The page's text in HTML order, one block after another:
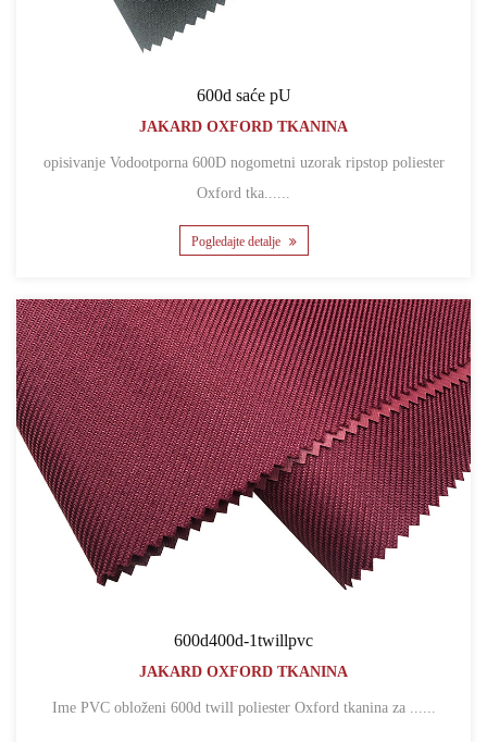
600d saće pU
JAKARD OXFORD TKANINA
opisivanje Vodootporna 600D nogometni uzorak ripstop poliester
Oxford tka......
Pogledajte detalje
600d400d-1twillpvc
JAKARD OXFORD TKANINA
Ime PVC obloženi 600d twill poliester Oxford tkanina za ......